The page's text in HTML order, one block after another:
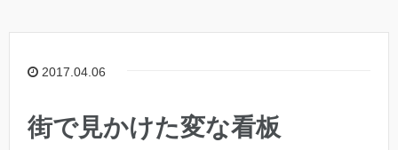
2017.04.06
街で見かけた変な看板